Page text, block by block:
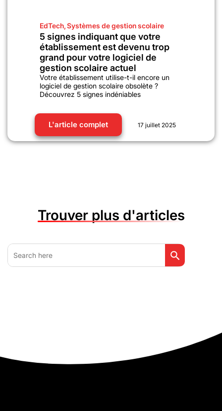
EdTech,Systèmes de gestion scolaire
5 signes indiquant que votre
établissement est devenu trop
grand pour votre logiciel de
gestion scolaire actuel
Votre établissement utilise-t-il encore un
logiciel de gestion scolaire obsolète ?
Découvrez 5 signes indéniables
L'article complet 17 juillet 2025
Trouver plus d'articles
Search
for:
Search Button